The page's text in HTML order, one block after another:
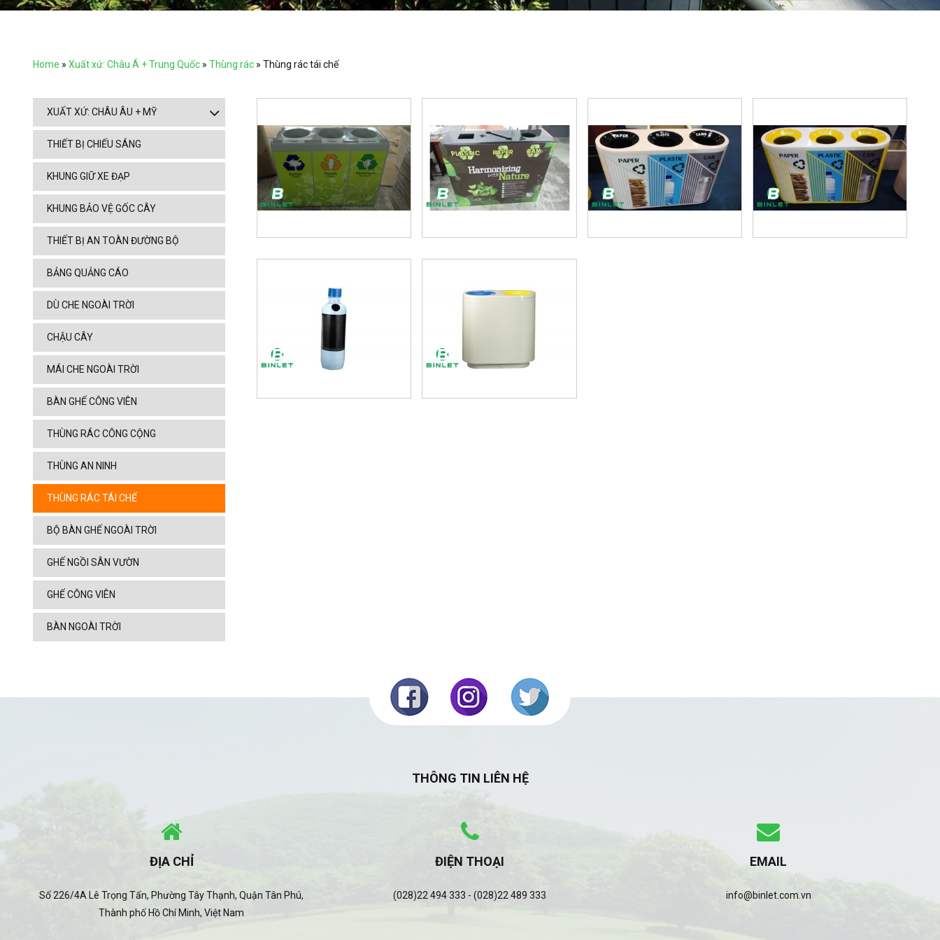
Home » Xuất xứ: Châu Á + Trung Quốc » Thùng rác » Thùng rác tái chế
XUẤT XỨ: CHÂU ÂU + MỸ
THIẾT BỊ CHIẾU SÁNG
KHUNG GIỮ XE ĐẠP
KHUNG BẢO VỆ GỐC CÂY
THIẾT BỊ AN TOÀN ĐƯỜNG BỘ
BẢNG QUẢNG CÁO
DÙ CHE NGOÀI TRỜI
CHẬU CÂY
MÁI CHE NGOÀI TRỜI
BÀN GHẾ CÔNG VIÊN
THÙNG RÁC CÔNG CỘNG
THÙNG AN NINH
THÙNG RÁC TÁI CHẾ
BỘ BÀN GHẾ NGOÀI TRỜI
GHẾ NGỒI SÂN VƯỜN
GHẾ CÔNG VIÊN
BÀN NGOÀI TRỜI
THÔNG TIN LIÊN HỆ
ĐỊA CHỈ
Số 226/4A Lê Trọng Tấn, Phường Tây Thạnh, Quận Tân Phú,
Thành phố Hồ Chí Minh, Việt Nam
ĐIỆN THOẠI
(028)22 494 333 - (028)22 489 333
EMAIL
info@binlet.com.vn